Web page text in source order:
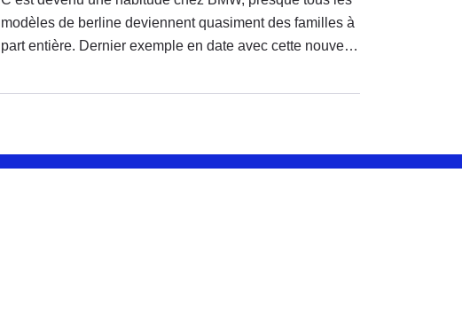
modèles de berline deviennent quasiment des familles à
part entière. Dernier exemple en date avec cette nouvelle
2.